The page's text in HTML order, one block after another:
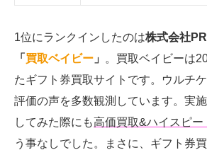
1位にランクインしたのは株式会社
「 買取ベイビー 」
。買取ベイビーは
たギフト券買取サイトです。ウルチ
評価の声を多数観測しています。実
してみた際にも高価買取&ハイスピー
う事なしでした。まさに、ギフト券